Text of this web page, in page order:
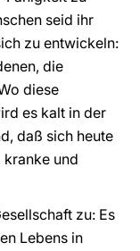
seid ihr
zu entwickeln:
die
diese
es kalt in der
daß sich heute
kranke und
zu: Es
Lebens in